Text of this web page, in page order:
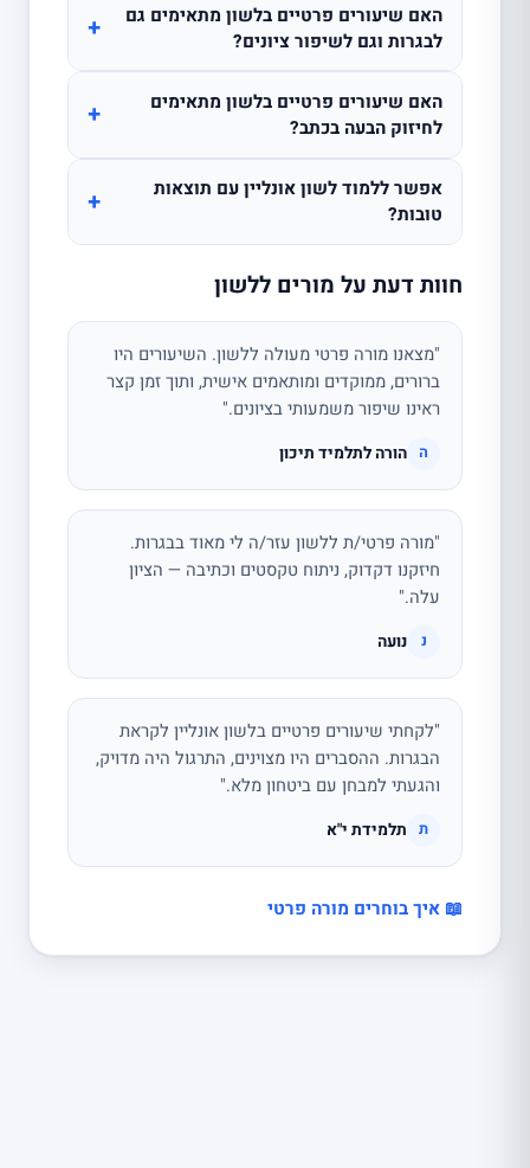
האם שיעורים פרטיים בלשון מתאימים גם
לבגרות וגם לשיפור ציונים?
+
האם שיעורים פרטיים בלשון מתאימים
לחיזוק הבעה בכתב?
+
אפשר ללמוד לשון אונליין עם תוצאות
טובות?
+
חוות דעת על מורים ללשון
"מצאנו מורה פרטי מעולה ללשון. השיעורים היו
ברורים, ממוקדים ומותאמים אישית, ותוך זמן קצר
ראינו שיפור משמעותי בציונים."
ה הורה לתלמיד תיכון
"מורה פרטי/ת ללשון עזר/ה לי מאוד בבגרות.
חיזקנו דקדוק, ניתוח טקסטים וכתיבה — הציון
עלה."
נ נועה
"לקחתי שיעורים פרטיים בלשון אונליין לקראת
הבגרות. ההסברים היו מצוינים, התרגול היה מדויק,
והגעתי למבחן עם ביטחון מלא."
ת תלמידת י"א
📖 איך בוחרים מורה פרטי